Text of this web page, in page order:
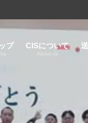
プ CISについて
About us